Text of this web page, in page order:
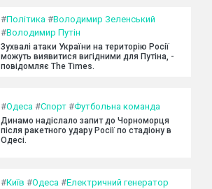
#Політика #Володимир Зеленський
#Володимир Путін
Зухвалі атаки України на територію Росії
можуть виявитися вигідними для Путіна, -
повідомляє The Times.
#Одеса #Спорт #Футбольна команда
Динамо надіслало запит до Чорноморця
після ракетного удару Росії по стадіону в
Одесі.
#Київ #Одеса #Електричний генератор